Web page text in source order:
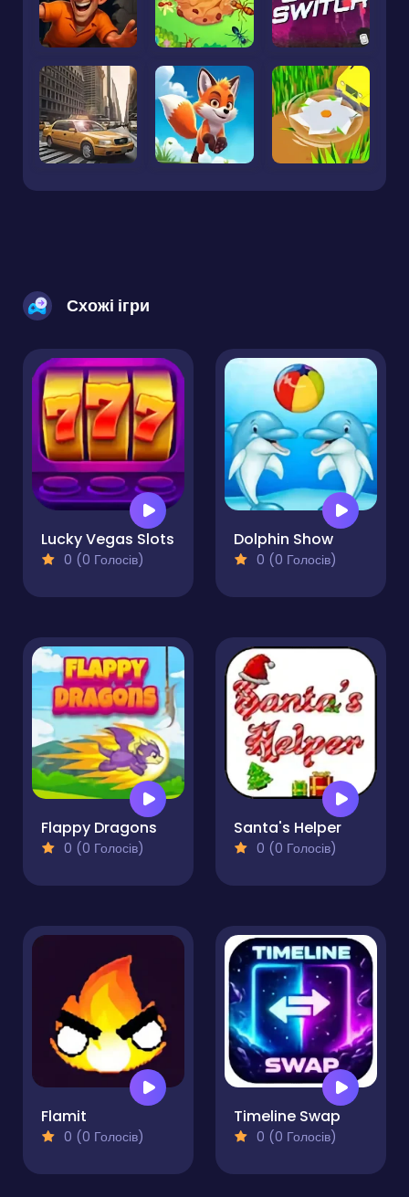
Схожі ігри
Lucky Vegas Slots
0 (0 Голосів)
Dolphin Show
0 (0 Голосів)
Flappy Dragons
0 (0 Голосів)
Santa's Helper
0 (0 Голосів)
Flamit
0 (0 Голосів)
Timeline Swap
0 (0 Голосів)